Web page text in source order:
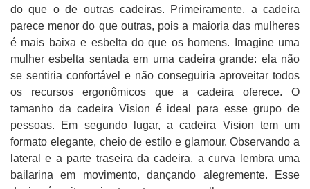
do que o de outras cadeiras.
Primeiramente, a cadeira
parece menor do que outras, pois a maioria das mulheres
é mais baixa e esbelta do que os homens. Imagine uma
mulher esbelta sentada em uma cadeira grande: ela não
se sentiria confortável e não conseguiria aproveitar todos
os recursos ergonômicos que a cadeira oferece. O
tamanho da cadeira Vision é ideal para esse grupo de
pessoas.
Em segundo lugar, a cadeira Vision tem um
formato elegante, cheio de estilo e glamour. Observando a
lateral e a parte traseira da cadeira, a curva lembra uma
bailarina em movimento, dançando alegremente. Esse